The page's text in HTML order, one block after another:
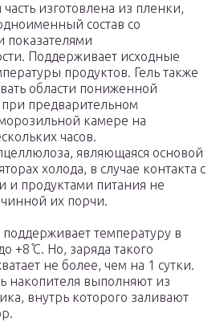
изготовлена из пленки,
состав со
показателями
Поддерживает исходные
продуктов. Гель также
области пониженной
предварительном
камере на
часов.
являющаяся основой
холода, в случае контакта с
и продуктами питания не
их порчи.
температуру в
+8 ̊С. Но, заряда такого
не более, чем на 1 сутки.
накопителя выполняют из
внутрь которого заливают